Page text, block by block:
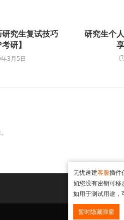
究生复试技巧
考研】
3月5日
研究生个
无忧速建客服插件
如您没有密钥可移
如用于测试用途，
暂时隐藏弹窗